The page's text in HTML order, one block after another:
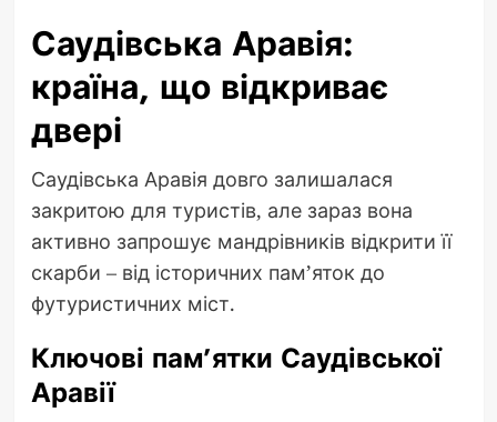
Саудівська Аравія:
країна, що відкриває
двері
Саудівська Аравія довго залишалася
закритою для туристів, але зараз вона
активно запрошує мандрівників відкрити її
скарби – від історичних пам’яток до
футуристичних міст.
Ключові пам’ятки Саудівської
Аравії